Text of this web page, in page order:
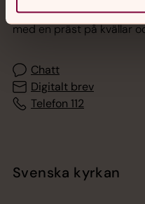
Akut samtals- och
med en präst på kvällar
Chatt
Digitalt brev
Telefon 112
Svenska kyrkan